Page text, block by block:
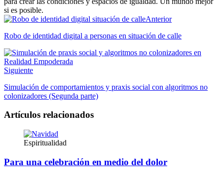
si es posible.
Anterior
Robo de identidad digital a personas en situación de calle
Siguiente
Simulación de comportamientos y praxis social con algoritmos no
colonizadores (Segunda parte)
Artículos relacionados
Espiritualidad
Para una celebración en medio del dolor